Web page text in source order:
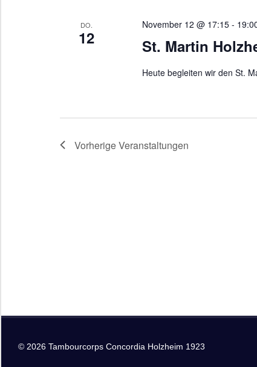
DO.
12 St. Martin
November 12 @ 17:15-
Heute begleiten wir den St.
VorherigeVeranstaltungen
© 2026 Tambourcorps Concordia Holzheim 1923